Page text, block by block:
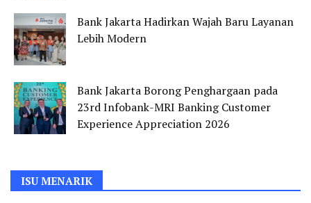
Bank Jakarta Hadirkan Wajah Baru Layanan
Lebih Modern
Bank Jakarta Borong Penghargaan pada
23rd Infobank-MRI Banking Customer
Experience Appreciation 2026
ISU MENARIK